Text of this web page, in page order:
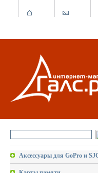
Аксессуары для GoPro и